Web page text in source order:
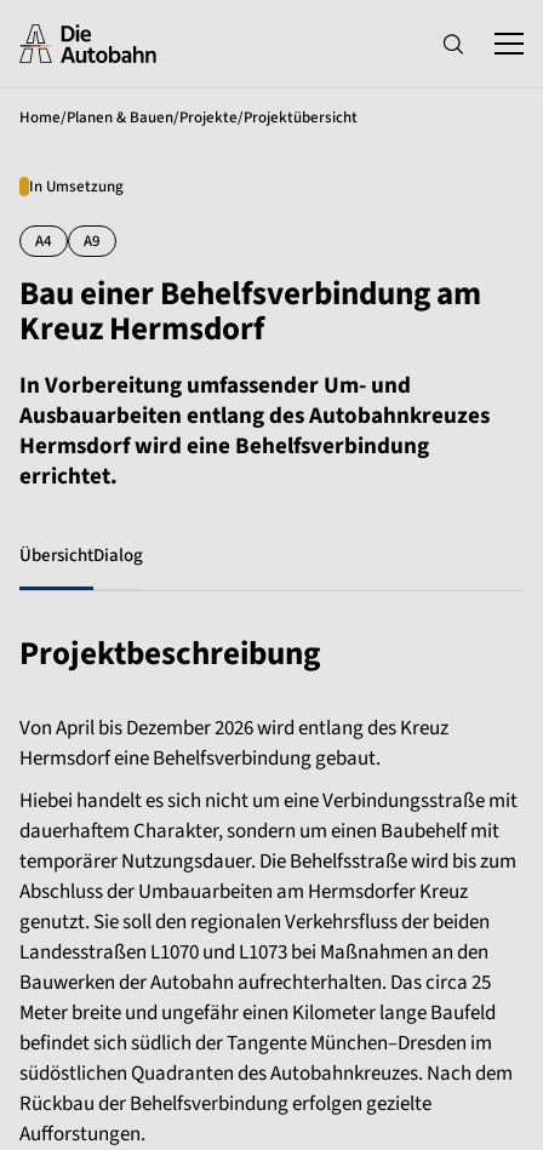
Home/Planen & Bauen/Projekte/Projektübersicht
In Umsetzung
A4 A9
Bau einer Behelfsverbindung am
Kreuz Hermsdorf
In Vorbereitung umfassender Um- und
Ausbauarbeiten entlang des Autobahnkreuzes
Hermsdorf wird eine Behelfsverbindung
errichtet.
ÜbersichtDialog
Projektbeschreibung
Von April bis Dezember 2026 wird entlang des Kreuz
Hermsdorf eine Behelfsverbindung gebaut.
Hiebei handelt es sich nicht um eine Verbindungsstraße mit
dauerhaftem Charakter, sondern um einen Baubehelf mit
temporärer Nutzungsdauer. Die Behelfsstraße wird bis zum
Abschluss der Umbauarbeiten am Hermsdorfer Kreuz
genutzt. Sie soll den regionalen Verkehrsfluss der beiden
Landesstraßen L1070 und L1073 bei Maßnahmen an den
Bauwerken der Autobahn aufrechterhalten. Das circa 25
Meter breite und ungefähr einen Kilometer lange Baufeld
befindet sich südlich der Tangente München–Dresden im
südöstlichen Quadranten des Autobahnkreuzes. Nach dem
Rückbau der Behelfsverbindung erfolgen gezielte
Aufforstungen.